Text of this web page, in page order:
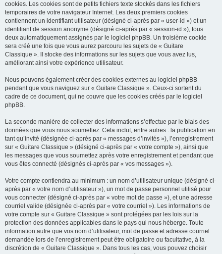
cookies. Les cookies sont de petits fichiers texte stockés dans les fichiers
temporaires de votre navigateur Internet. Les deux premiers cookies
contiennent un identifiant utilisateur (désigné ci-après par « user-id ») et un
identifiant de session anonyme (désigné ci-après par « session-id »), tous
deux automatiquement assignés par le logiciel phpBB. Un troisième cookie
sera créé une fois que vous aurez parcouru les sujets de « Guitare
Classique ». Il stocke des informations sur les sujets que vous avez lus,
améliorant ainsi votre expérience utilisateur.
Nous pouvons également créer des cookies externes au logiciel phpBB
pendant que vous naviguez sur « Guitare Classique ». Ceux-ci sortent du
cadre de ce document, qui ne couvre que les cookies créés par le logiciel
phpBB.
La seconde manière de collecter des informations s’effectue par le biais des
données que vous nous soumettez. Cela inclut, entre autres : la publication en
tant qu’invité (désignée ci-après par « messages d’invités »), l’enregistrement
sur « Guitare Classique » (désigné ci-après par « votre compte »), ainsi que
les messages que vous soumettez après votre enregistrement et pendant que
vous êtes connecté (désignés ci-après par « vos messages »).
Votre compte contiendra au minimum : un nom d’utilisateur unique (désigné ci-
après par « votre nom d’utilisateur »), un mot de passe personnel utilisé pour
vous connecter (désigné ci-après par « votre mot de passe »), et une adresse
courriel valide (désignée ci-après par « votre courriel »). Les informations de
votre compte sur « Guitare Classique » sont protégées par les lois sur la
protection des données applicables dans le pays qui nous héberge. Toute
information autre que vos nom d’utilisateur, mot de passe et adresse courriel
demandée lors de l’enregistrement peut être obligatoire ou facultative, à la
discrétion de « Guitare Classique ». Dans tous les cas, vous pouvez choisir